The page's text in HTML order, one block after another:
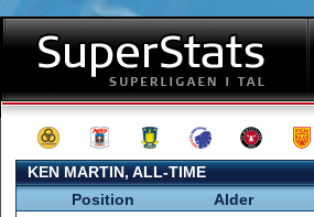
KEN MARTIN, ALL-TIME
Position
Alder